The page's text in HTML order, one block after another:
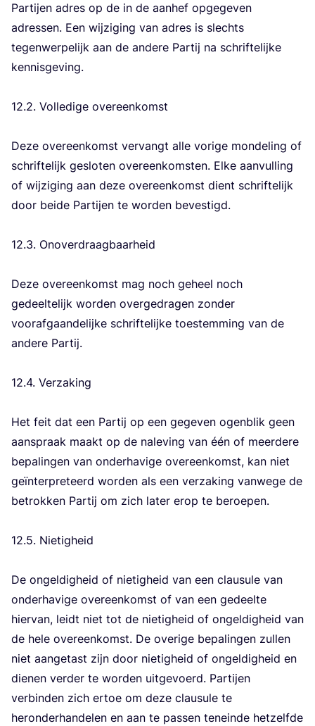
Par­tij­en adres op de in de aan­hef opge­ge­ven
adres­sen. Een wij­zi­ging van adres is slechts
tegen­wer­pe­lijk aan de ande­re Par­tij na schrif­te­lij­ke
ken­nis­ge­ving.
12.2. Vol­le­di­ge over­een­komst
Deze over­een­komst ver­vangt alle vori­ge mon­de­ling of
schrif­te­lijk geslo­ten over­een­kom­sten. Elke aan­vul­ling
of wij­zi­ging aan deze over­een­komst dient schrif­te­lijk
door bei­de Par­tij­en te wor­den beves­tigd.
12.3. Ono­ver­draag­baar­heid
Deze over­een­komst mag noch geheel noch
gedeel­te­lijk wor­den over­ge­dra­gen zon­der
voor­af­gaan­de­lij­ke schrif­te­lij­ke toe­stem­ming van de
ande­re Par­tij.
12.4. Ver­za­king
Het feit dat een Par­tij op een gege­ven ogen­blik geen
aan­spraak maakt op de nale­ving van één of meer­de­re
bepa­lin­gen van onder­ha­vi­ge over­een­komst, kan niet
geïn­ter­pre­teerd wor­den als een ver­za­king van­we­ge de
betrok­ken Par­tij om zich later erop te beroe­pen.
12.5. Nie­tig­heid
De ongel­dig­heid of nie­tig­heid van een clau­su­le van
onder­ha­vi­ge over­een­komst of van een gedeel­te
hier­van, leidt niet tot de nie­tig­heid of ongel­dig­heid van
de hele over­een­komst. De ove­ri­ge bepa­lin­gen zul­len
niet aan­ge­tast zijn door nie­tig­heid of ongel­dig­heid en
die­nen ver­der te wor­den uit­ge­voerd. Par­tij­en
ver­bin­den zich ertoe om deze clau­su­le te
her­on­der­han­de­len en aan te pas­sen ten­ein­de het­zelf­de